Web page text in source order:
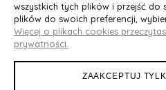
O
Deluxury.pl
wszystkich tych plików i przejść do
plików do swoich preferencji,
Więcej o plikach cookies
prywatności.
ZAAKCEPTUJ